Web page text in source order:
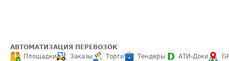
АВТОМАТИЗАЦИЯ ПЕРЕВОЗОК
Площадки
Заказы Торги Тендеры АТИ-Доки